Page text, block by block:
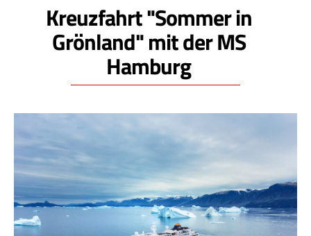
Kreuzfahrt "Sommer in
Grönland" mit der MS
Hamburg